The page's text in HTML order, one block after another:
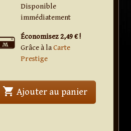
Disponible
immédiatement
Économisez 2,49 € !
Grâce à laCarte
Prestige
shopping_cart Ajouter au panier' . Raven